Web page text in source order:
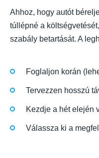
Ahhoz, hogy autót
túllépné a
szabály betartását. A
Foglaljon korán
Tervezzen hosszú
Kezdje a hét elején
Válassza ki a